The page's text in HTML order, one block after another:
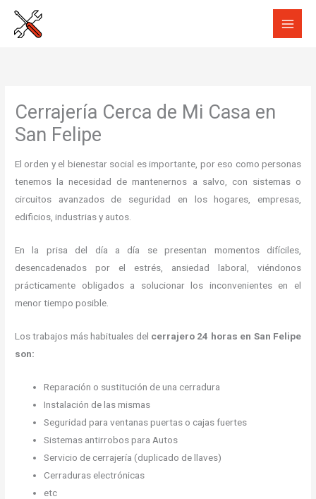
Cerrajería Cerca de Mi Casa en
San Felipe
El orden y el bienestar social es importante, por eso como personas
tenemos la necesidad de mantenernos a salvo, con sistemas o
circuitos avanzados de seguridad en los hogares, empresas,
edificios, industrias y autos.
En la prisa del día a día se presentan momentos difíciles,
desencadenados por el estrés, ansiedad laboral, viéndonos
prácticamente obligados a solucionar los inconvenientes en el
menor tiempo posible.
Los trabajos más habituales del cerrajero 24 horas en San Felipe
son:
Reparación o sustitución de una cerradura
Instalación de las mismas
Seguridad para ventanas puertas o cajas fuertes
Sistemas antirrobos para Autos
Servicio de cerrajería (duplicado de llaves)
Cerraduras electrónicas
etc